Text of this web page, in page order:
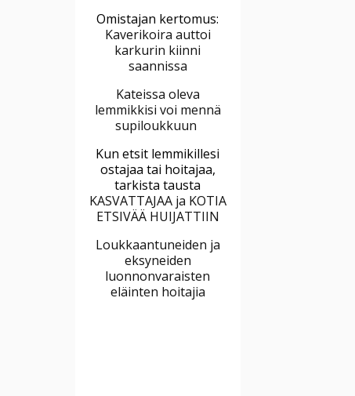
Omistajan kertomus:
Kaverikoira auttoi
karkurin kiinni
saannissa
Kateissa oleva
lemmikkisi voi mennä
supiloukkuun
Kun etsit lemmikillesi
ostajaa tai hoitajaa,
tarkista tausta
KASVATTAJAA ja KOTIA
ETSIVÄÄ HUIJATTIIN
Loukkaantuneiden ja
eksyneiden
luonnonvaraisten
eläinten hoitajia